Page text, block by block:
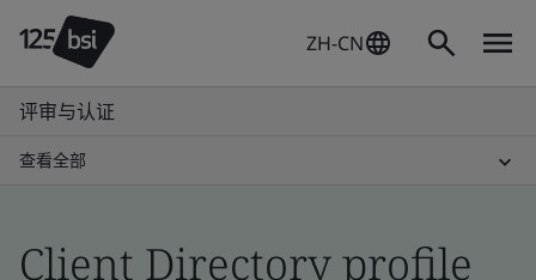
ZH-CN
评审与认证
查看全部
Client Directory profile